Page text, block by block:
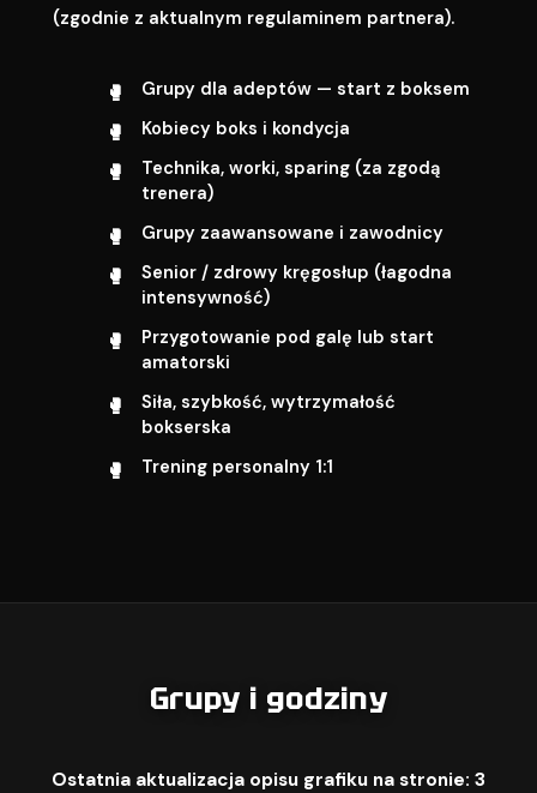
(zgodnie z aktualnym regulaminem partnera).
Grupy dla adeptów — start z boksem
Kobiecy boks i kondycja
Technika, worki, sparing (za zgodą
trenera)
Grupy zaawansowane i zawodnicy
Senior / zdrowy kręgosłup (łagodna
intensywność)
Przygotowanie pod galę lub start
amatorski
Siła, szybkość, wytrzymałość
bokserska
Trening personalny 1:1
Grupy i godziny
Ostatnia aktualizacja opisu grafiku na stronie: 3